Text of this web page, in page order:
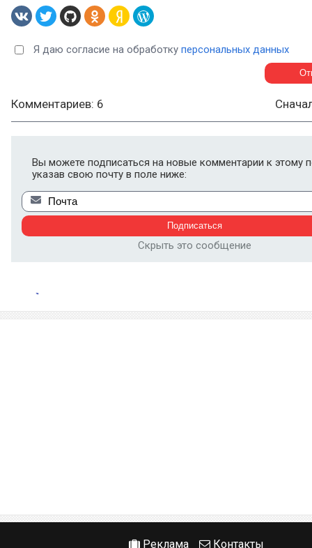
Я даю согласие на обработку персональных данных
Комментариев: 6
Вы можете подписаться на новые комментарии к этому
указав свою почту в поле ниже:
Скрыть это сообщение
Реклама Контакты